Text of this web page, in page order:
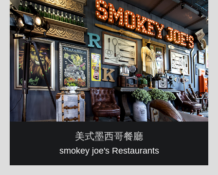
美式墨西哥餐廳
smokey joe's Restaurants